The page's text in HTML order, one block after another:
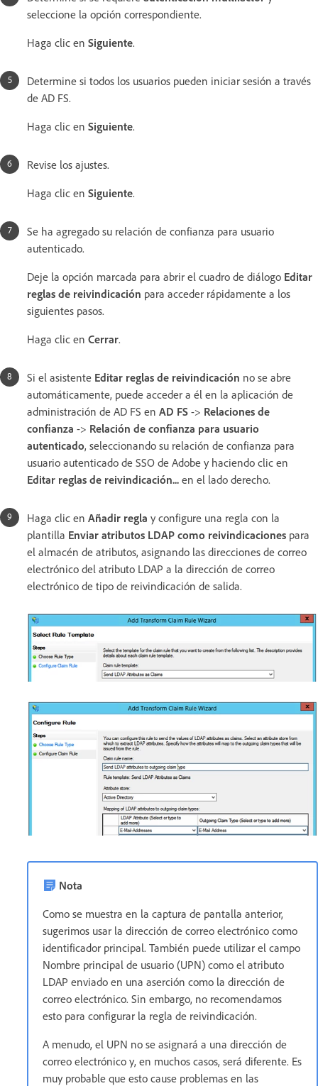
seleccione la opción correspondiente.
Haga clic en Siguiente.
Determine si todos los usuarios pueden iniciar sesión a través
de AD FS.
Haga clic en Siguiente.
Revise los ajustes.
Haga clic en Siguiente.
Se ha agregado su relación de confianza para usuario
autenticado.
Deje la opción marcada para abrir el cuadro de diálogo Editar
reglas de reivindicación para acceder rápidamente a los
siguientes pasos.
Haga clic en Cerrar.
Si el asistente Editar reglas de reivindicación no se abre
automáticamente, puede acceder a él en la aplicación de
administración de AD FS en AD FS -> Relaciones de
confianza -> Relación de confianza para usuario
autenticado, seleccionando su relación de confianza para
usuario autenticado de SSO de Adobe y haciendo clic en
Editar reglas de reivindicación... en el lado derecho.
Haga clic en Añadir regla y configure una regla con la
plantilla Enviar atributos LDAP como reivindicaciones para
el almacén de atributos, asignando las direcciones de correo
electrónico del atributo LDAP a la dirección de correo
electrónico de tipo de reivindicación de salida.
Nota
Como se muestra en la captura de pantalla anterior,
sugerimos usar la dirección de correo electrónico como
identificador principal. También puede utilizar el campo
Nombre principal de usuario (UPN) como el atributo
LDAP enviado en una aserción como la dirección de
correo electrónico. Sin embargo, no recomendamos
esto para configurar la regla de reivindicación.
A menudo, el UPN no se asignará a una dirección de
correo electrónico y, en muchos casos, será diferente. Es
muy probable que esto cause problemas en las